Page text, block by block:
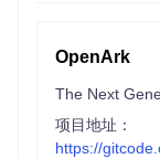
OpenArk
项目地址：
https://